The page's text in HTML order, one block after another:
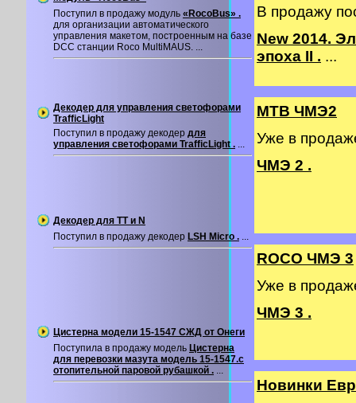
Поступил в продажу модуль «RocoBus» .
для организации автоматического
управления макетом, построенным на базе
DCC станции Roco MultiMAUS. ...
Декодер для управления светофорами
TrafficLight
Поступил в продажу декодер для
управления светофорами TrafficLight . ...
Декодер для TT и N
Поступил в продажу декодер LSH Micro . ...
Цистерна модели 15-1547 СЖД от Онеги
Поступила в продажу модель Цистерна
для перевозки мазута модель 15-1547.с
отопительной паровой рубашкой . ...
В продажу
New 2014.
эпоха II . ...
MTB ЧМЭ2
Уже в
ЧМЭ 2 .
ROCO ЧМЭ 3
Уже в
ЧМЭ 3 .
Новинки